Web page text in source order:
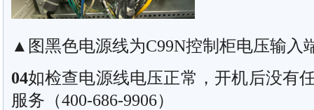
▲图黑色电源线为C99N控制柜电压输入
04如检查电源线电压正常，开机后没有
服务（400-686-9906）